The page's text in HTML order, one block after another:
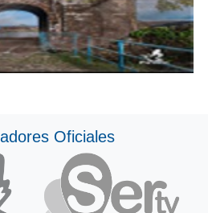
Oficiales